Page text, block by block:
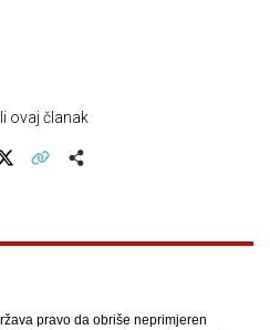
ovaj članak
pravo da obriše neprimjeren